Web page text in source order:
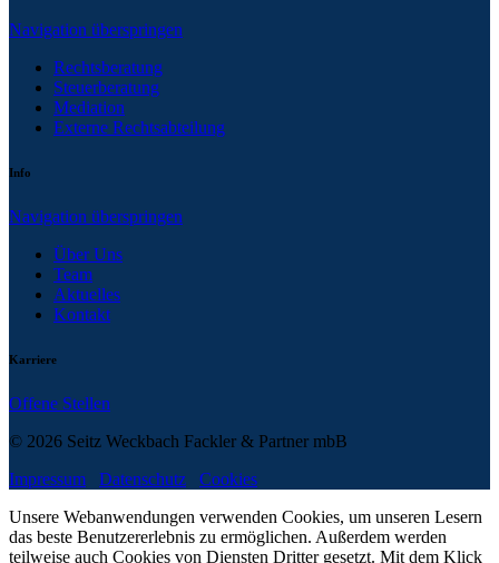
Navigation überspringen
Rechtsberatung
Steuerberatung
Mediation
Externe Rechtsabteilung
Info
Navigation überspringen
Über Uns
Team
Aktuelles
Kontakt
Karriere
Offene Stellen
© 2026 Seitz Weckbach Fackler & Partner mbB
Impressum
Datenschutz
Cookies
Unsere Webanwendungen verwenden Cookies, um unseren Lesern
das beste Benutzererlebnis zu ermöglichen. Außerdem werden
teilweise auch Cookies von Diensten Dritter gesetzt. Mit dem Klick